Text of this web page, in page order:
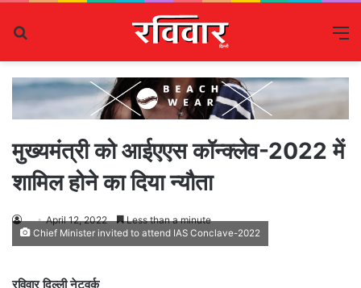
मुख्यमंत्री को आईएएस कॉन्क्लेव-2022 में
शामिल होने का दिया न्यौता
April 12, 2022 Less than a minute
Chief Minister invited to attend IAS Conclave-2022
रविवार दिल्ली नेटवर्क